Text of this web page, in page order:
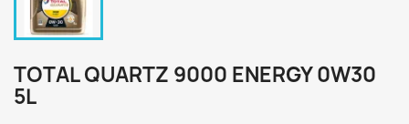
TOTAL QUARTZ 9000 ENERGY 0W30
5L